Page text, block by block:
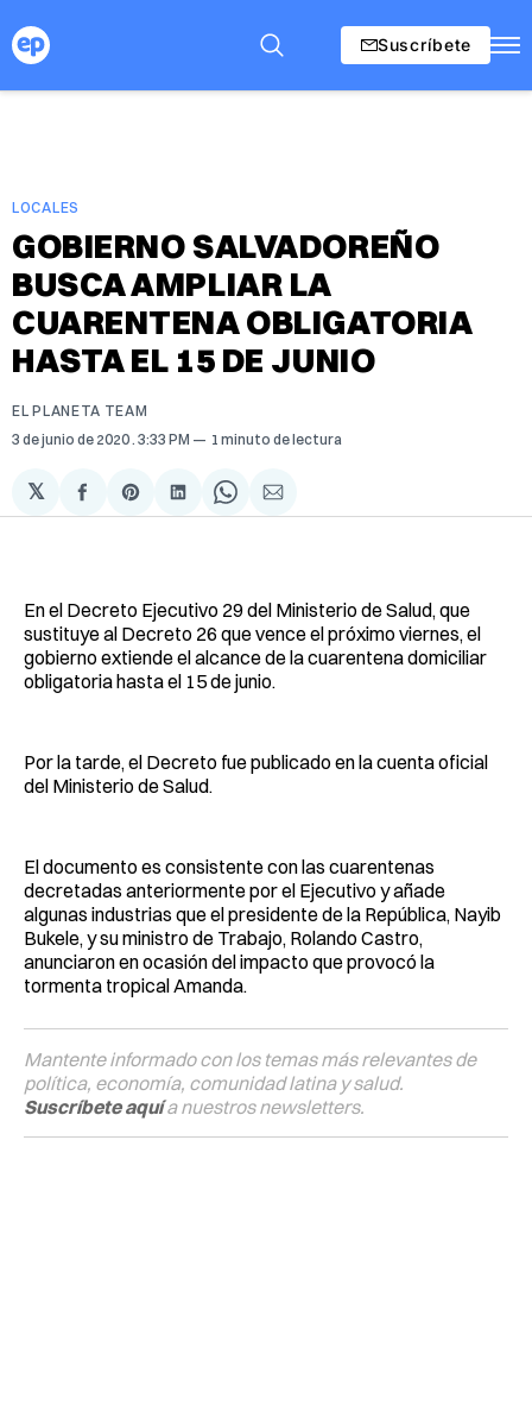
Suscríbete
LOCALES
GOBIERNO SALVADOREÑO
BUSCA AMPLIAR LA
CUARENTENA OBLIGATORIA
HASTA EL 15 DE JUNIO
EL PLANETA TEAM
3 de junio de 2020 . 3:33 PM 1 minuto de lectura
𝕏
Compartir
en
Share
on
Compartir
en
Share
on
Compartir
via
En el Decreto Ejecutivo 29 del Ministerio de Salud, que
sustituye al Decreto 26 que vence el próximo viernes, el
gobierno extiende el alcance de la cuarentena domiciliar
obligatoria hasta el 15 de junio.
Por la tarde, el Decreto fue publicado en la cuenta oficial
del Ministerio de Salud.
El documento es consistente con las cuarentenas
decretadas anteriormente por el Ejecutivo y añade
algunas industrias que el presidente de la República, Nayib
Bukele, y su ministro de Trabajo, Rolando Castro,
anunciaron en ocasión del impacto que provocó la
tormenta tropical Amanda.
Mantente informado con los temas más relevantes de
política, economía, comunidad latina y salud.
Suscríbete aquía nuestros newsletters.